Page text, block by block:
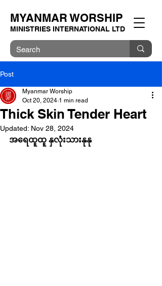
MYANMAR WORSHIP
MINISTRIES INTERNATIONAL LTD
Post
Thick Skin Tender Heart
Myanmar Worship
Oct 20, 2024 1 min read
Updated: Nov 28, 2024
အရေထူထူ နှလုံးသားနုနု